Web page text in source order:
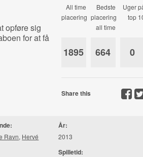
opføre sig
for at få
All time
placering
Bedste
placering
all time
Uger
top
1895 664 0
Share this
Ravn, Hervé
År:
2013
Spilletid: